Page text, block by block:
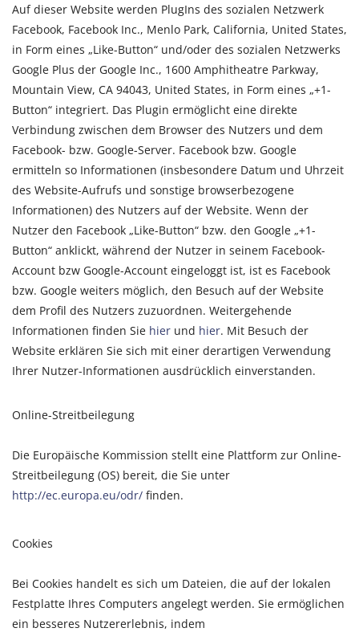
Auf dieser Website werden PlugIns des sozialen Netzwerk
Facebook, Facebook Inc., Menlo Park, California, United States,
in Form eines „Like-Button“ und/oder des sozialen Netzwerks
Google Plus der Google Inc., 1600 Amphitheatre Parkway,
Mountain View, CA 94043, United States, in Form eines „+1-
Button“ integriert. Das Plugin ermöglicht eine direkte
Verbindung zwischen dem Browser des Nutzers und dem
Facebook- bzw. Google-Server. Facebook bzw. Google
ermitteln so Informationen (insbesondere Datum und Uhrzeit
des Website-Aufrufs und sonstige browserbezogene
Informationen) des Nutzers auf der Website. Wenn der
Nutzer den Facebook „Like-Button“ bzw. den Google „+1-
Button“ anklickt, während der Nutzer in seinem Facebook-
Account bzw Google-Account eingeloggt ist, ist es Facebook
bzw. Google weiters möglich, den Besuch auf der Website
dem Profil des Nutzers zuzuordnen. Weitergehende
Informationen finden Sie hier und hier. Mit Besuch der
Website erklären Sie sich mit einer derartigen Verwendung
Ihrer Nutzer-Informationen ausdrücklich einverstanden.
Online-Streitbeilegung
Die Europäische Kommission stellt eine Plattform zur Online-
Streitbeilegung (OS) bereit, die Sie unter
http://ec.europa.eu/odr/ finden.
Cookies
Bei Cookies handelt es sich um Dateien, die auf der lokalen
Festplatte Ihres Computers angelegt werden. Sie ermöglichen
ein besseres Nutzererlebnis, indem